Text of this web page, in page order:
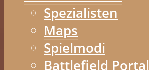
Spezialisten
Maps
Spielmodi
Battlefield Portal